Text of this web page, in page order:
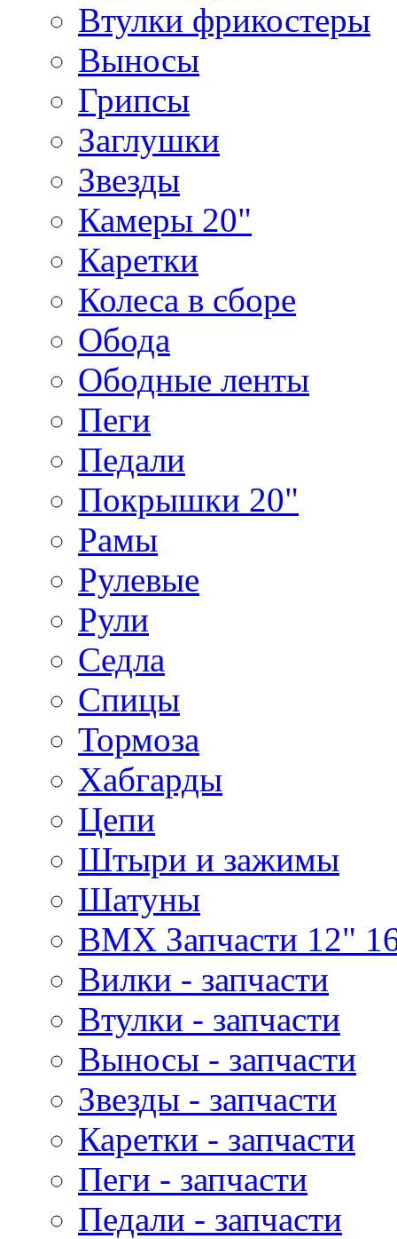
Втулки фрикостеры
Выносы
Грипсы
Заглушки
Звезды
Камеры 20"
Каретки
Колеса в сборе
Обода
Ободные ленты
Пеги
Педали
Покрышки 20"
Рамы
Рулевые
Рули
Седла
Спицы
Тормоза
Хабгарды
Цепи
Штыри и зажимы
Шатуны
BMX Запчасти 12"
Вилки - запчасти
Втулки - запчасти
Выносы - запчасти
Звезды - запчасти
Каретки - запчасти
Пеги - запчасти
Педали - запчасти